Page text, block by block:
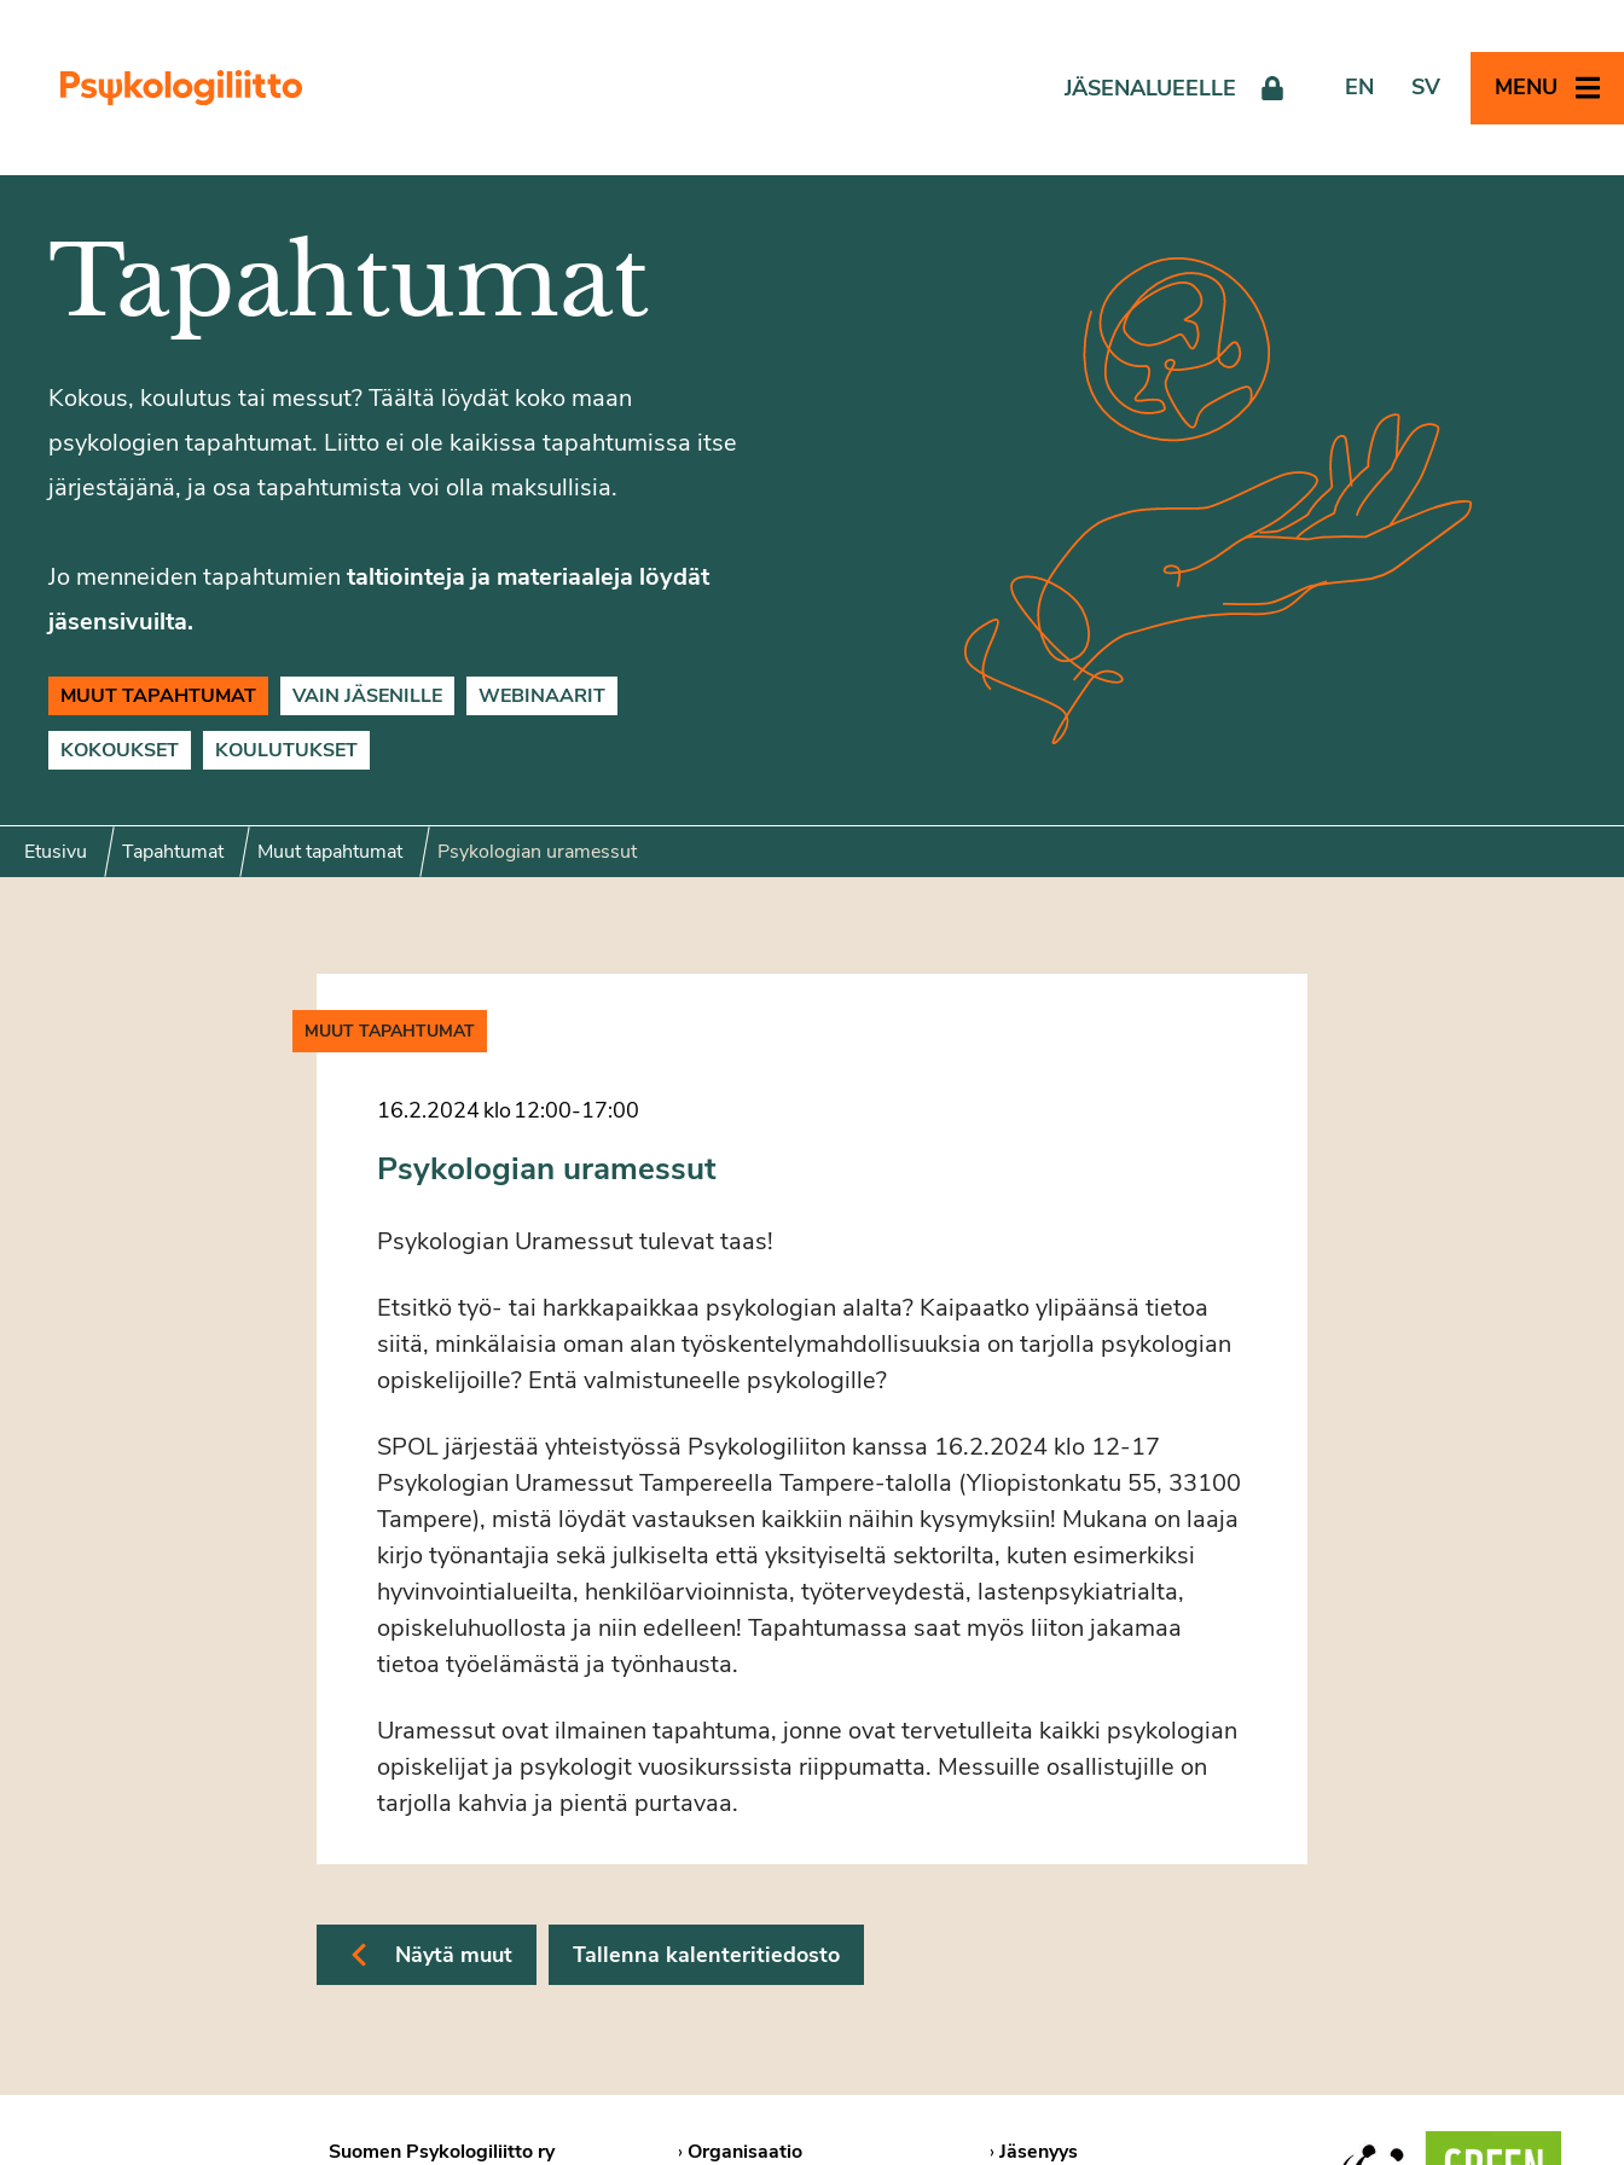
JÄSENALUEELLE EN SV MENU
Tapahtumat
Kokous, koulutus tai messut? Täältä löydät koko maan
psykologien tapahtumat. Liitto ei ole kaikissa tapahtumissa itse
järjestäjänä, ja osa tapahtumista voi olla maksullisia.
Jo menneiden tapahtumien taltiointeja ja materiaaleja löydät
jäsensivuilta.
MUUT TAPAHTUMAT VAIN JÄSENILLE WEBINAARIT
KOKOUKSET KOULUTUKSET
Etusivu Tapahtumat Muut tapahtumat Psykologian uramessut
MUUT TAPAHTUMAT
16.2.2024klo12:00-17:00
Psykologian uramessut
Psykologian Uramessut tulevat taas!
Etsitkö työ- tai harkkapaikkaa psykologian alalta? Kaipaatko ylipäänsä tietoa
siitä, minkälaisia oman alan työskentelymahdollisuuksia on tarjolla psykologian
opiskelijoille? Entä valmistuneelle psykologille?
SPOL järjestää yhteistyössä Psykologiliiton kanssa 16.2.2024 klo 12-17
Psykologian Uramessut Tampereella Tampere-talolla (Yliopistonkatu 55, 33100
Tampere), mistä löydät vastauksen kaikkiin näihin kysymyksiin! Mukana on laaja
kirjo työnantajia sekä julkiselta että yksityiseltä sektorilta, kuten esimerkiksi
hyvinvointialueilta, henkilöarvioinnista, työterveydestä, lastenpsykiatrialta,
opiskeluhuollosta ja niin edelleen! Tapahtumassa saat myös liiton jakamaa
tietoa työelämästä ja työnhausta.
Uramessut ovat ilmainen tapahtuma, jonne ovat tervetulleita kaikki psykologian
opiskelijat ja psykologit vuosikurssista riippumatta. Messuille osallistujille on
tarjolla kahvia ja pientä purtavaa.
Näytä muut
Suomen Psykologiliitto ry ›Organisaatio ›Jäsenyys